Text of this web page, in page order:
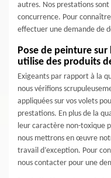
autres. Nos prestations
concurrence. Pour
effectuer une demande de
Pose de peinture
utilise des produits
Exigeants par rapport à la
nous vérifions
appliquées sur vos volets
prestations. En plus de la
leur caractère non-toxique
nous mettrons en œuvre
travail d’exception. Pour
nous contacter pour une